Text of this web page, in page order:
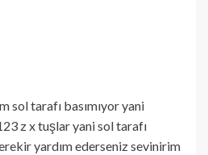
tarafı basımıyor yani
z x tuşlar yani sol tarafı
yardım ederseniz sevinirim